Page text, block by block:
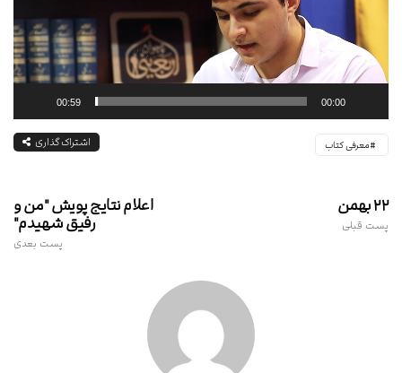
00:00
00:59
معرفی کتاب اشتراک گذاری
اعلام نتایج پویش "من و
رفیق شهیدم"
پست بعدی
۲۲ بهمن
پست قبلی